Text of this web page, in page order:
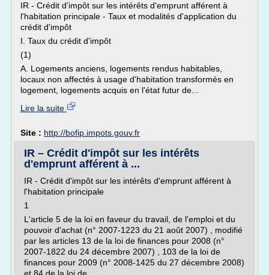
IR - Crédit d'impôt sur les intérêts d'emprunt afférent à
l'habitation principale - Taux et modalités d'application du
crédit d'impôt
I. Taux du crédit d'impôt
(1)
A. Logements anciens, logements rendus habitables,
locaux non affectés à usage d'habitation transformés en
logement, logements acquis en l'état futur de...
Lire la suite
Site : http://bofip.impots.gouv.fr
IR – Crédit d'impôt sur les intérêts
d'emprunt afférent à ...
IR - Crédit d'impôt sur les intérêts d'emprunt afférent à
l'habitation principale
1
L'article 5 de la loi en faveur du travail, de l'emploi et du
pouvoir d'achat (n° 2007-1223 du 21 août 2007) , modifié
par les articles 13 de la loi de finances pour 2008 (n°
2007-1822 du 24 décembre 2007) , 103 de la loi de
finances pour 2009 (n° 2008-1425 du 27 décembre 2008)